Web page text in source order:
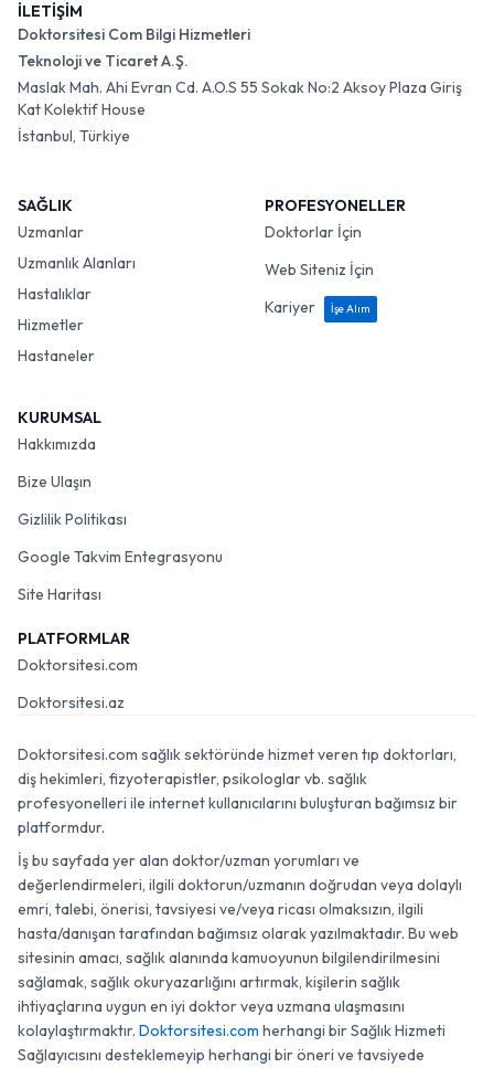
İLETİŞİM
Doktorsitesi Com Bilgi Hizmetleri
Teknoloji ve Ticaret A.Ş.
Maslak Mah. Ahi Evran Cd. A.O.S 55 Sokak No:2 Aksoy Plaza Giriş
Kat Kolektif House
İstanbul, Türkiye
SAĞLIK
Uzmanlar
Uzmanlık Alanları
Hastalıklar
Hizmetler
Hastaneler
PROFESYONELLER
Doktorlar İçin
Web Siteniz İçin
Kariyer
İşe Alım
KURUMSAL
Hakkımızda
Bize Ulaşın
Gizlilik Politikası
Google Takvim Entegrasyonu
Site Haritası
PLATFORMLAR
Doktorsitesi.com
Doktorsitesi.az
Doktorsitesi.com sağlık sektöründe hizmet veren tıp doktorları,
diş hekimleri, fizyoterapistler, psikologlar vb. sağlık
profesyonelleri ile internet kullanıcılarını buluşturan bağımsız bir
platformdur.
İş bu sayfada yer alan doktor/uzman yorumları ve
değerlendirmeleri, ilgili doktorun/uzmanın doğrudan veya dolaylı
emri, talebi, önerisi, tavsiyesi ve/veya ricası olmaksızın, ilgili
hasta/danışan tarafından bağımsız olarak yazılmaktadır. Bu web
sitesinin amacı, sağlık alanında kamuoyunun bilgilendirilmesini
sağlamak, sağlık okuryazarlığını artırmak, kişilerin sağlık
ihtiyaçlarına uygun en iyi doktor veya uzmana ulaşmasını
kolaylaştırmaktır. Doktorsitesi.com herhangi bir Sağlık Hizmeti
Sağlayıcısını desteklemeyip herhangi bir öneri ve tavsiyede